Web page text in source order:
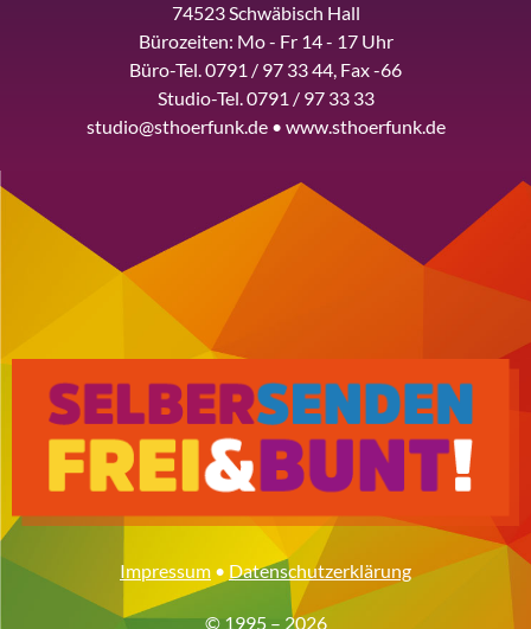
74523 Schwäbisch Hall
Bürozeiten: Mo - Fr 14 - 17 Uhr
Büro-Tel. 0791 / 97 33 44, Fax -66
Studio-Tel. 0791 / 97 33 33
studio@sthoerfunk.de • www.sthoerfunk.de
Impressum • Datenschutzerklärung
© 1995 – 2026